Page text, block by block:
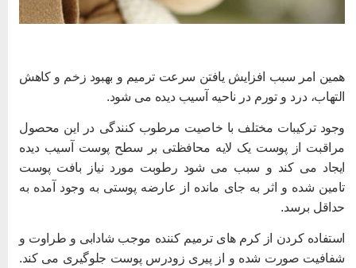
امر سبب افزایش یافتن سرعت ترمیم و بهبود زخم و کاهش
درد و تورم در ناحیه آسیب دیده می شود.
ترکیبات مختلف با خاصیت مرطوب کنندگی در این محصول
از پوست یک لایه محافظتی بر سطح پوست آسیب دیده
می کند و سبب می شود رطوبت مورد نیاز بافت پوست
شده و اثر به جای مانده از عارضه پوستی به وجود آمده به
برسد.
کردن از کرم های ترمیم کننده موجب شادابی و طراوت و
صورت شده و از پیری زودرس پوست جلوگیری می کند.